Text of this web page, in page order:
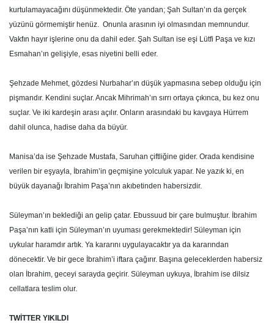
kurtulamayacağını düşünmektedir. Öte yandan; Şah Sultan’ın da gerçek
yüzünü görmemiştir henüz. Onunla arasının iyi olmasından memnundur.
Vakfın hayır işlerine onu da dahil eder. Şah Sultan ise eşi Lütfi Paşa ve kızı
Esmahan’ın gelişiyle, esas niyetini belli eder.
Şehzade Mehmet, gözdesi Nurbahar’ın düşük yapmasına sebep olduğu için
pişmandır. Kendini suçlar. Ancak Mihrimah’ın sırrı ortaya çıkınca, bu kez onu
suçlar. Ve iki kardeşin arası açılır. Onların arasındaki bu kavgaya Hürrem
dahil olunca, hadise daha da büyür.
Manisa’da ise Şehzade Mustafa, Saruhan çiftliğine gider. Orada kendisine
verilen bir eşyayla, İbrahim’in geçmişine yolculuk yapar. Ne yazık ki, en
büyük dayanağı İbrahim Paşa’nın akıbetinden habersizdir.
Süleyman’ın beklediği an gelip çatar. Ebussuud bir çare bulmuştur. İbrahim
Paşa’nın katli için Süleyman’ın uyuması gerekmektedir! Süleyman için
uykular haramdır artık. Ya kararını uygulayacaktır ya da kararından
dönecektir. Ve bir gece İbrahim’i iftara çağırır. Başına geleceklerden habersiz
olan İbrahim, geceyi sarayda geçirir. Süleyman uykuya, İbrahim ise dilsiz
cellatlara teslim olur.
TWİTTER YIKILDI